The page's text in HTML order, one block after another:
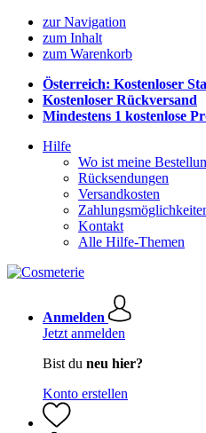
zur Navigation
zum Inhalt
zum Warenkorb
Österreich: Kostenloser
Kostenloser Rückversand
Mindestens 1 kostenlose
Hilfe
Wo ist meine
Rücksendungen
Versandkosten
Kontakt
Alle Hilfe-Themen
Anmelden
Jetzt anmelden
Bist du neu hier?
Konto erstellen